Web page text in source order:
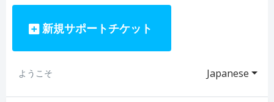
新規サポートチケット
Japanese
ようこそ